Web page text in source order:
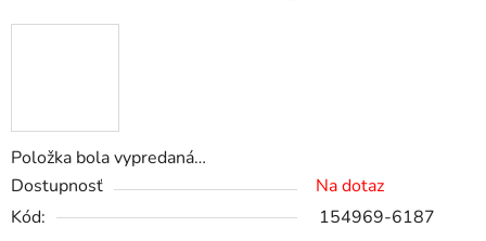
Položka bola vypredaná…
Dostupnosť
Na dotaz
Kód:
154969-6187